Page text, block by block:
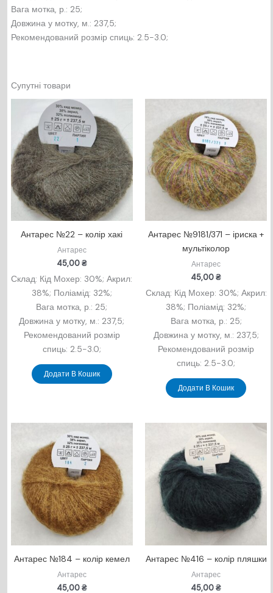
Вага мотка, р.: 25;
Довжина у мотку, м.: 237,5;
Рекомендований розмір спиць: 2.5-3.0;
Супутні товари
Антарес №22 – колір хакі
Антарес
45,00₴
Склад: Кід Мохер: 30%; Акрил:
38%; Поліамід: 32%;
Вага мотка, р.: 25;
Довжина у мотку, м.: 237,5;
Рекомендований розмір
спиць: 2.5-3.0;
Додати В Кошик
Антарес №9181/371 – іриска +
мультіколор
Антарес
45,00₴
Склад: Кід Мохер: 30%; Акрил:
38%; Поліамід: 32%;
Вага мотка, р.: 25;
Довжина у мотку, м.: 237,5;
Рекомендований розмір
спиць: 2.5-3.0;
Додати В Кошик
Антарес №184 – колір кемел
Антарес
45,00₴
Антарес №416 – колір пляшки
Антарес
45,00₴